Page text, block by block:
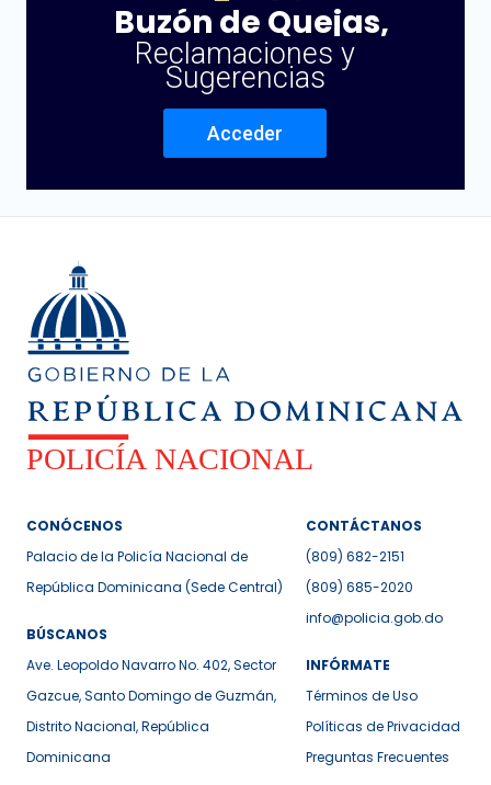
Buzón de Quejas,
Reclamaciones y
Sugerencias
Acceder
CONÓCENOS
Palacio de la Policía Nacional de
República Dominicana (Sede Central)
BÚSCANOS
Ave. Leopoldo Navarro No. 402, Sector
Gazcue, Santo Domingo de Guzmán,
Distrito Nacional, República
Dominicana
CONTÁCTANOS
(809) 682-2151
(809) 685-2020
info@policia.gob.do
INFÓRMATE
Términos de Uso
Políticas de Privacidad
Preguntas Frecuentes